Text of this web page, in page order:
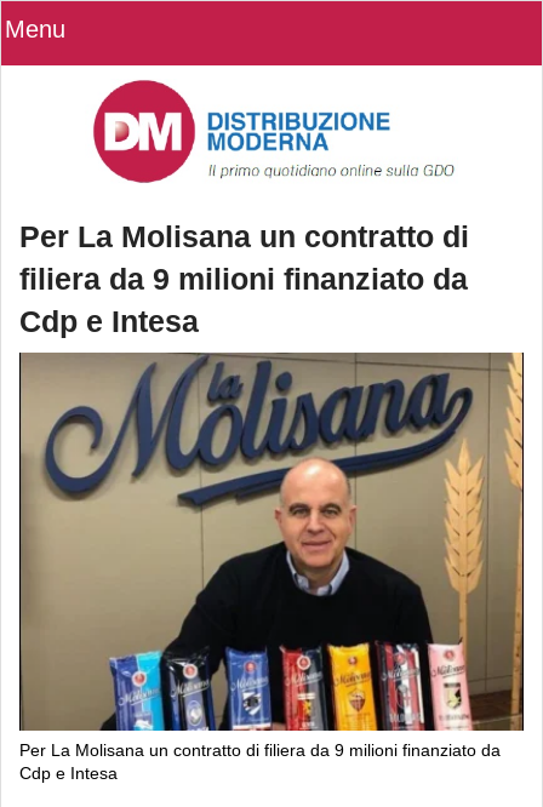
Menu
Per La Molisana un contratto di
filiera da 9 milioni finanziato da
Cdp e Intesa
Per La Molisana un contratto di filiera da 9 milioni finanziato da
Cdp e Intesa